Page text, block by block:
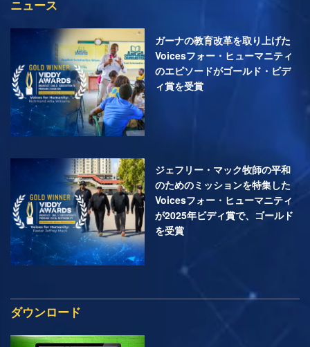
ニュース
ガーナの教育改革を取り上げた
Voicesフォー・ヒューマニティ
のエピソードがゴールド・ビデ
ィ賞を受賞
ジェフリー・マック牧師の平和
のためのミッションを特集した
Voicesフォー・ヒューマニティ
が2025年ビディ賞で、ゴールド
を受賞
ダウンロード